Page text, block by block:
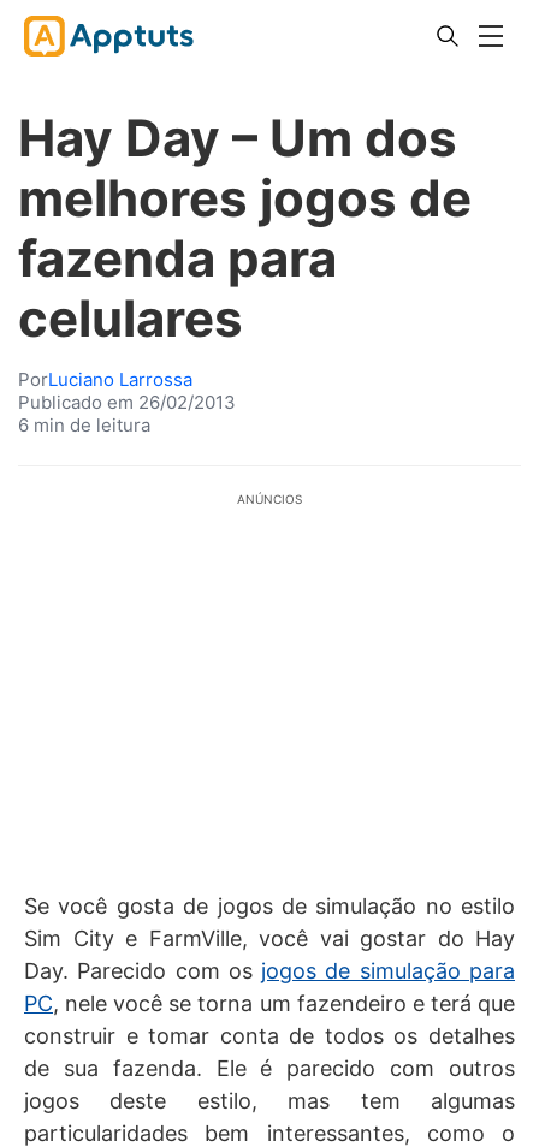
Hay Day – Um dos
melhores jogos de
fazenda para
celulares
PorLuciano Larrossa
Publicado em 26/02/2013
6 min de leitura
ANÚNCIOS
Se você gosta de jogos de simulação no estilo
Sim City e FarmVille, você vai gostar do Hay
Day. Parecido com os jogos de simulação para
PC, nele você se torna um fazendeiro e terá que
construir e tomar conta de todos os detalhes
de sua fazenda. Ele é parecido com outros
jogos deste estilo, mas tem algumas
particularidades bem interessantes, como o